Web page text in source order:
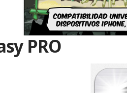
PRO